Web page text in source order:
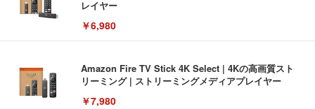
レイヤー
￥6,980
Amazon Fire TV Stick 4K Select | 4Kの高画質スト
リーミング | ストリーミングメディアプレイヤー
￥7,980